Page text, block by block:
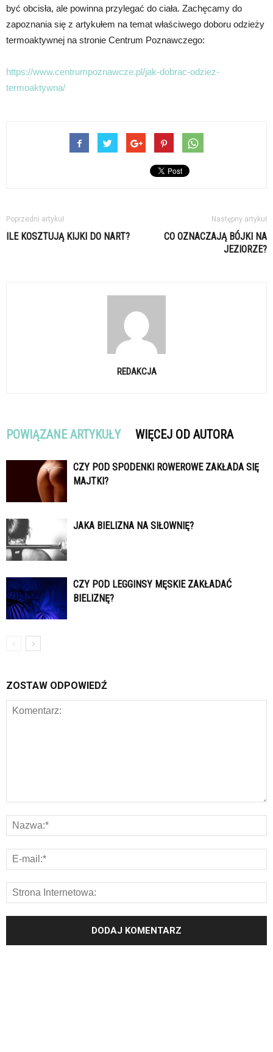
być obcisła, ale powinna przylegać do ciała. Zachęcamy do
zapoznania się z artykułem na temat właściwego doboru odzieży
termoaktywnej na stronie Centrum Poznawczego:
https://www.centrumpoznawcze.pl/jak-dobrac-odziez-
termoaktywna/
Poprzedni artykuł
ILE KOSZTUJĄ KIJKI DO NART?
Następny artykuł
CO OZNACZAJĄ BÓJKI NA
JEZIORZE?
REDAKCJA
POWIĄZANE ARTYKUŁY WIĘCEJ OD AUTORA
CZY POD SPODENKI ROWEROWE ZAKŁADA SIĘ
MAJTKI?
JAKA BIELIZNA NA SIŁOWNIĘ?
CZY POD LEGGINSY MĘSKIE ZAKŁADAĆ
BIELIZNĘ?
ZOSTAW ODPOWIEDŹ